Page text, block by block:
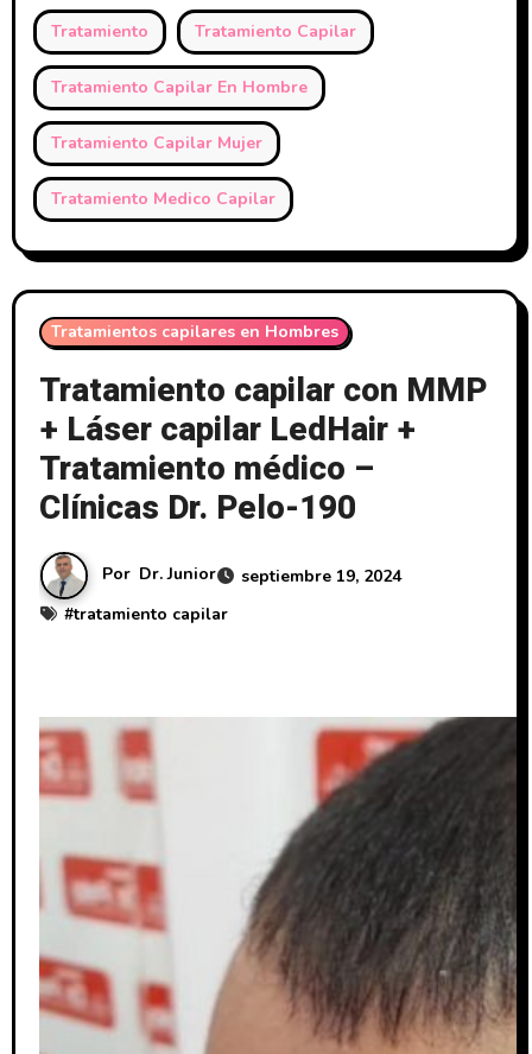
Tratamiento Tratamiento Capilar
Tratamiento Capilar En Hombre
Tratamiento Capilar Mujer
Tratamiento Medico Capilar
Tratamientos capilares en Hombres
Tratamiento capilar con MMP
+ Láser capilar LedHair +
Tratamiento médico –
Clínicas Dr. Pelo-190
Por Dr. Junior
septiembre 19, 2024
#tratamiento capilar